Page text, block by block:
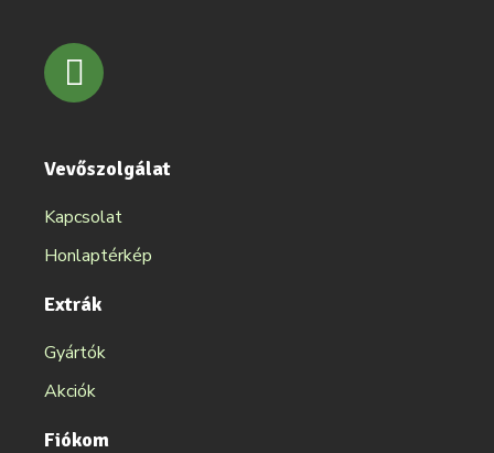
Vevőszolgálat
Kapcsolat
Honlaptérkép
Extrák
Gyártók
Akciók
Fiókom